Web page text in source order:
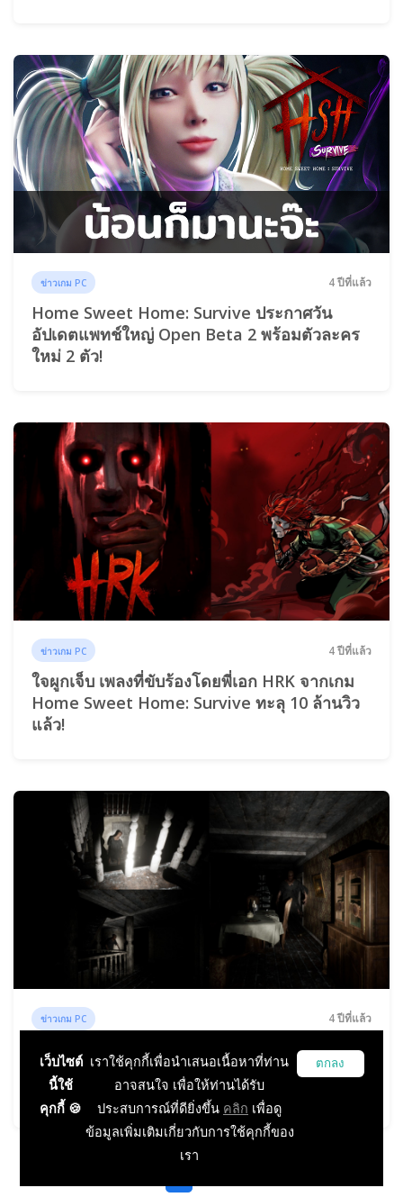
ข่าวเกม PC 4 ปีที่แล้ว
Home Sweet Home: Survive ประกาศวัน
อัปเดตแพทช์ใหญ่ Open Beta 2 พร้อมตัวละคร
ใหม่ 2 ตัว!
ข่าวเกม PC 4 ปีที่แล้ว
ใจผูกเจ็บ เพลงที่ขับร้องโดยพี่เอก HRK จากเกม
Home Sweet Home: Survive ทะลุ 10 ล้านวิว
แล้ว!
ข่าวเกม PC 4 ปีที่แล้ว
Cold House เกมออนไลน์ 1Vs4 สุดหลอนกับการ
หนีตายเอาตัวรอดในสภาพอากาศติดลบ 50
องศา!
เว็บไซต์
นี้ใช้
คุกกี้ 🍪
เราใช้คุกกี้เพื่อนำเสนอเนื้อหาที่ท่าน
อาจสนใจ เพื่อให้ท่านได้รับ
ประสบการณ์ที่ดียิ่งขึ้น คลิก เพื่อดู
ข้อมูลเพิ่มเติมเกี่ยวกับการใช้คุกกี้ของ
เรา
ตกลง